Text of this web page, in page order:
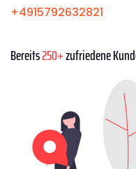
+4915792632821
Bereits250+zufriedene